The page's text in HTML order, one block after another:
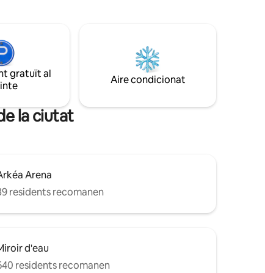
gran
Fi
gratuït al
Aire condicionat
la ciutat
Arena
residents recomanen
d'eau
residents recomanen